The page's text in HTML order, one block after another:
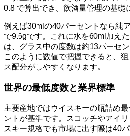
0.8 で算出でき、飲酒量管理の基礎
例えば30mlの40パーセントなら純
で9.6gです。これに水を60ml加え
は、グラス中の度数は約13パーセン
このように数値で把握できると、
ス配分がしやすくなります。
世界の最低度数と業界標準
主要産地ではウイスキーの瓶詰め
ントが基準です。スコッチやアイ
スキー規格でも市場に出す際は40